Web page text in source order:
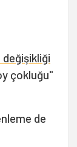
çokluğu"
de